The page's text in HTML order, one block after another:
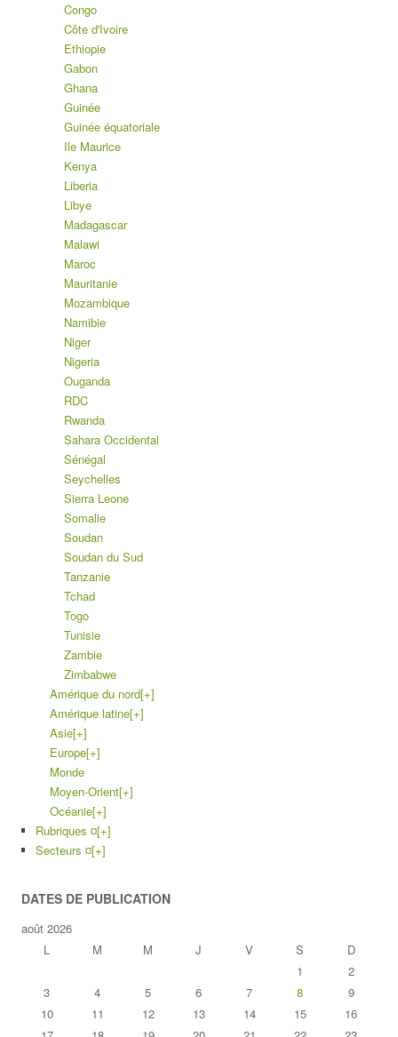
Congo
Côte d'Ivoire
Ethiopie
Gabon
Ghana
Guinée
Guinée équatoriale
Ile Maurice
Kenya
Liberia
Libye
Madagascar
Malawi
Maroc
Mauritanie
Mozambique
Namibie
Niger
Nigeria
Ouganda
RDC
Rwanda
Sahara Occidental
Sénégal
Seychelles
Sierra Leone
Somalie
Soudan
Soudan du Sud
Tanzanie
Tchad
Togo
Tunisie
Zambie
Zimbabwe
Amérique du nord[+]
Amérique latine[+]
Asie[+]
Europe[+]
Monde
Moyen-Orient[+]
Océanie[+]
Rubriques ¤[+]
Secteurs ¤[+]
DATES DE PUBLICATION
août 2026
L
M M J V S
D
1
2
3
4 5 6 7 8
9
10
11 12 13 14 15
16